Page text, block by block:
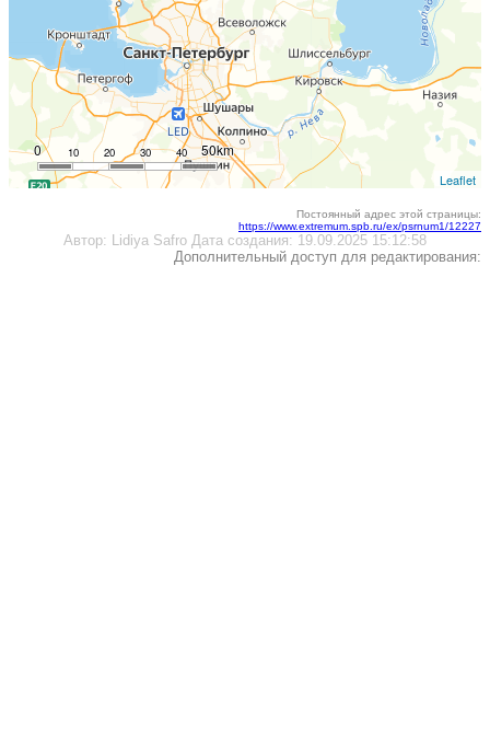
10
0 20 30 40 50km
Leaflet
Постоянный адрес этой страницы:
https://www.extremum.spb.ru/ex/psrnum1/12227
Автор: Lidiya Safro Дата создания: 19.09.2025 15:12:58
Дополнительный доступ для редактирования: